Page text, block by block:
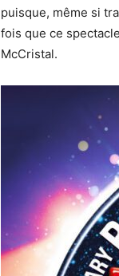
puisque, même si
fois que ce
McCristal.